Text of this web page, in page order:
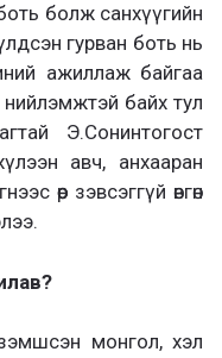
болж санхүүгийн
гурван боть нь
ажиллаж байгаа
байх тул
Э.Сонинтогост
авч, анхааран
өөр зэвсэггүй өвгөн
монгол, хэл